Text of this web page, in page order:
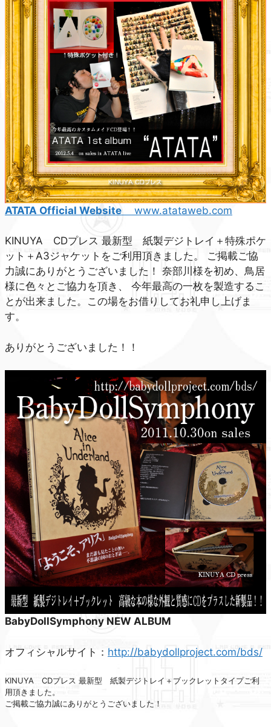
ATATA Official Website www.atataweb.com
KINUYA CDプレス 最新型 紙製デジトレイ＋特殊ポケ
ット＋A3ジャケットをご利用頂きました。 ご掲載ご協
力誠にありがとうございました！ 奈部川様を初め、鳥居
様に色々とご協力を頂き、 今年最高の一枚を製造するこ
とが出来ました。この場をお借りしてお礼申し上げま
す。
ありがとうございました！！
BabyDollSymphony NEW ALBUM
オフィシャルサイト： http://babydollproject.com/bds/
KINUYA CDプレス 最新型 紙製デジトレイ＋ブックレットタイプご利
用頂きました。
ご掲載ご協力誠にありがとうございました！